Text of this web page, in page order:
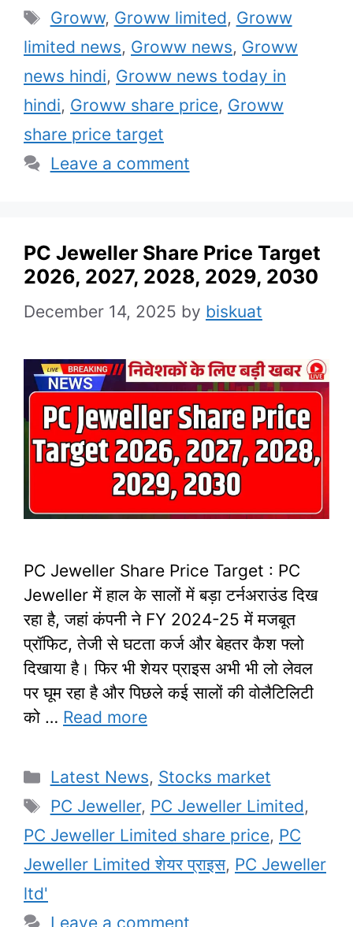
Tags
Groww, Groww limited, Groww
limited news, Groww news, Groww
news hindi, Groww news today in
hindi, Groww share price, Groww
share price target
Leave a comment
PC Jeweller Share Price Target
2026, 2027, 2028, 2029, 2030
December 14, 2025 by biskuat
PC Jeweller Share Price Target : PC
Jeweller में हाल के सालों में बड़ा टर्नअराउंड दिख
रहा है, जहां कंपनी ने FY 2024-25 में मजबूत
प्रॉफिट, तेजी से घटता कर्ज और बेहतर कैश फ्लो
दिखाया है। फिर भी शेयर प्राइस अभी भी लो लेवल
पर घूम रहा है और पिछले कई सालों की वोलैटिलिटी
को … Read more
Categories
Latest News, Stocks market
Tags
PC Jeweller, PC Jeweller Limited,
PC Jeweller Limited share price, PC
Jeweller Limited शेयर प्राइस, PC Jeweller
ltd'
Leave a comment